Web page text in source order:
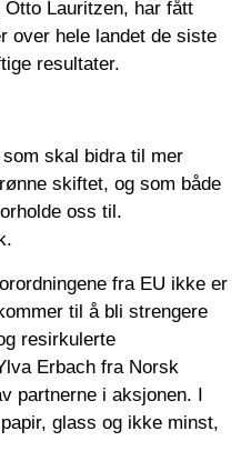
Lauritzen, har fått
over hele landet de siste
resultater.
som skal bidra til mer
skiftet, og som både
oss til.
fra EU ikke er
til å bli strengere
resirkulerte
Erbach fra Norsk
partnerne i aksjonen. I
glass og ikke minst,